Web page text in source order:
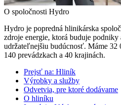
O spoločnosti Hydro
Hydro je popredná hlinikárska
zdroje energie, ktorá buduje podniky
udržateľnejšiu budúcnosť. Máme 32
140 prevádzkach a 40 krajinách.
Prejsť na: Hliník
Výrobky a služby
Odvetvia, pre ktoré dodávame
O hliníku